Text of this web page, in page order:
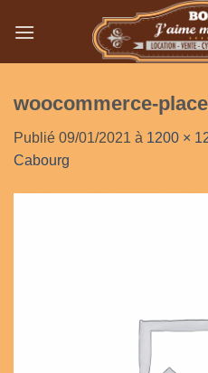
woocommerce-
Publié 09/01/2021 à 1200 ×
Cabourg